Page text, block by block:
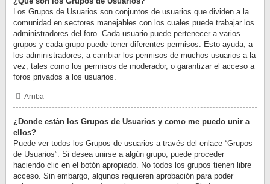
Los Grupos de Usuarios son conjuntos de usuarios que dividen a la
comunidad en sectores manejables con los cuales puede trabajar los
administradores del foro. Cada usuario puede pertenecer a varios
grupos y cada grupo puede tener diferentes permisos. Esto ayuda, a
los administradores, a cambiar los permisos de muchos usuarios a la
vez, tales como los permisos de moderador, o garantizar el acceso a
foros privados a los usuarios.
Arriba
¿Donde están los Grupos de Usuarios y como me puedo unir a
ellos?
Puede ver todos los Grupos de usuarios a través del enlace “Grupos
de Usuarios”. Si desea unirse a algún grupo, puede proceder
haciendo clic en el botón apropiado. No todos los grupos tienen libre
acceso. Sin embargo, algunos requieren aprobación para poder